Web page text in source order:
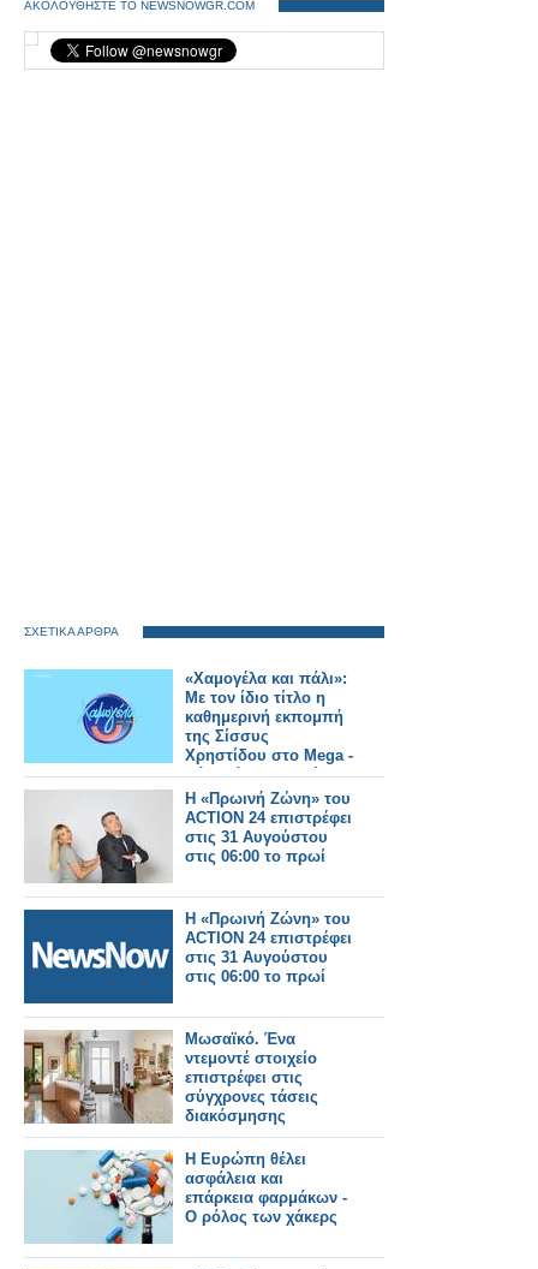
ΑΚΟΛΟΥΘΗΣΤΕ ΤΟ NEWSNOWGR.COM
ΣΧΕΤΙΚΑ ΑΡΘΡΑ
«Χαμογέλα και πάλι»:
Με τον ίδιο τίτλο η
καθημερινή εκπομπή
της Σίσσυς
Χρηστίδου στο Mega -
Πότε κάνει πρεμιέρα;
Η «Πρωινή Ζώνη» του
ACTION 24 επιστρέφει
στις 31 Αυγούστου
στις 06:00 το πρωί
Η «Πρωινή Ζώνη» του
ACTION 24 επιστρέφει
στις 31 Αυγούστου
στις 06:00 το πρωί
Μωσαϊκό. Ένα
ντεμοντέ στοιχείο
επιστρέφει στις
σύγχρονες τάσεις
διακόσμησης
Η Ευρώπη θέλει
ασφάλεια και
επάρκεια φαρμάκων -
Ο ρόλος των χάκερς